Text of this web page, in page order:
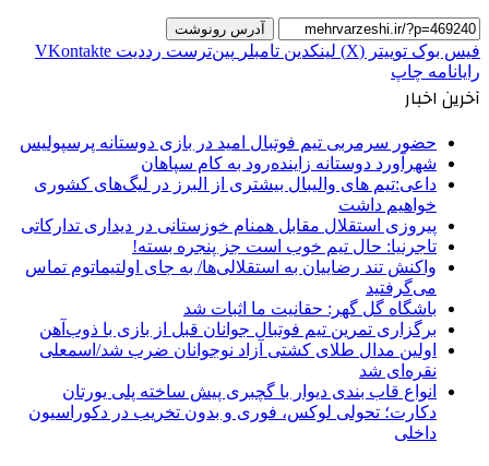
آدرس رونوشت
فیس بوک توییتر (X) لینکدین ‫تامبلر ‫پین‌ترست ‫رددیت ‫VKontakte
رایانامه چاپ
آخرین اخبار
حضور سرمربی تیم فوتبال امید در بازی دوستانه پرسپولیس
شهرآورد دوستانه زاینده‌رود به کام سپاهان
داعی:تیم های والیبال بیشتری از البرز در لیگ‌های کشوری
خواهیم داشت
پیروزی استقلال مقابل همنام خوزستانی در دیداری تدارکاتی
تاجرنیا: حال تیم خوب است جز پنجره بسته!
واکنش تند رضاییان به استقلالی‌ها/ به جای اولتیماتوم تماس
می‌گرفتید
باشگاه گل گهر: حقانیت ما اثبات شد
برگزاری تمرین تیم فوتبال جوانان قبل از بازی با ذوب‌آهن
اولین مدال طلای کشتی آزاد نوجوانان ضرب شد/اسمعلی
نقره‌ای شد
انواع قاب بندی دیوار با گچبری پیش ساخته پلی یورتان
دکارت؛ تحولی لوکس، فوری و بدون تخریب در دکوراسیون
داخلی